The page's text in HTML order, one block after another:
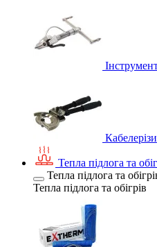
Кабелерізи
Тепла підлога та
Тепла підлога та
Тепла підлога та обігрів